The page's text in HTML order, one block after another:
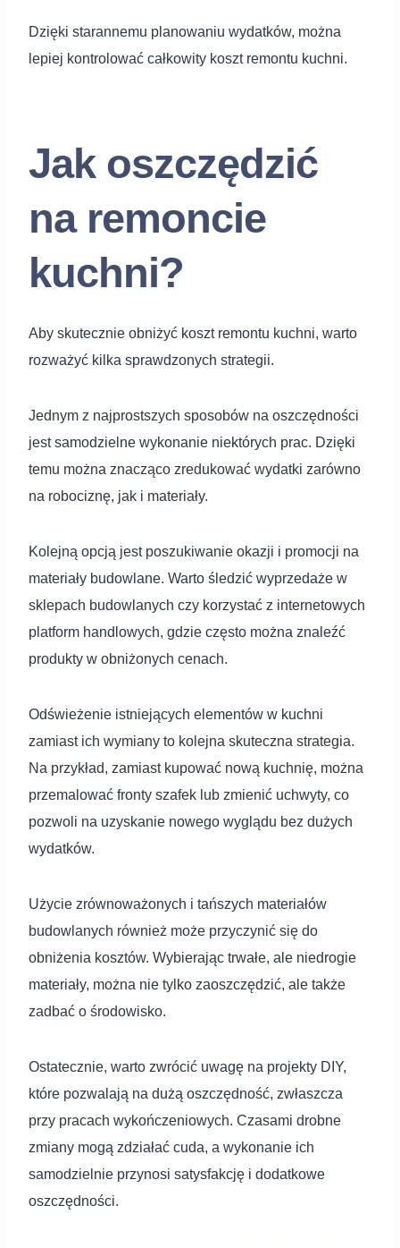
Dzięki starannemu planowaniu wydatków, można
lepiej kontrolować całkowity koszt remontu kuchni.
Jak oszczędzić
na remoncie
kuchni?
Aby skutecznie obniżyć koszt remontu kuchni, warto
rozważyć kilka sprawdzonych strategii.
Jednym z najprostszych sposobów na oszczędności
jest samodzielne wykonanie niektórych prac. Dzięki
temu można znacząco zredukować wydatki zarówno
na robociznę, jak i materiały.
Kolejną opcją jest poszukiwanie okazji i promocji na
materiały budowlane. Warto śledzić wyprzedaże w
sklepach budowlanych czy korzystać z internetowych
platform handlowych, gdzie często można znaleźć
produkty w obniżonych cenach.
Odświeżenie istniejących elementów w kuchni
zamiast ich wymiany to kolejna skuteczna strategia.
Na przykład, zamiast kupować nową kuchnię, można
przemalować fronty szafek lub zmienić uchwyty, co
pozwoli na uzyskanie nowego wyglądu bez dużych
wydatków.
Użycie zrównoważonych i tańszych materiałów
budowlanych również może przyczynić się do
obniżenia kosztów. Wybierając trwałe, ale niedrogie
materiały, można nie tylko zaoszczędzić, ale także
zadbać o środowisko.
Ostatecznie, warto zwrócić uwagę na projekty DIY,
które pozwalają na dużą oszczędność, zwłaszcza
przy pracach wykończeniowych. Czasami drobne
zmiany mogą zdziałać cuda, a wykonanie ich
samodzielnie przynosi satysfakcję i dodatkowe
oszczędności.